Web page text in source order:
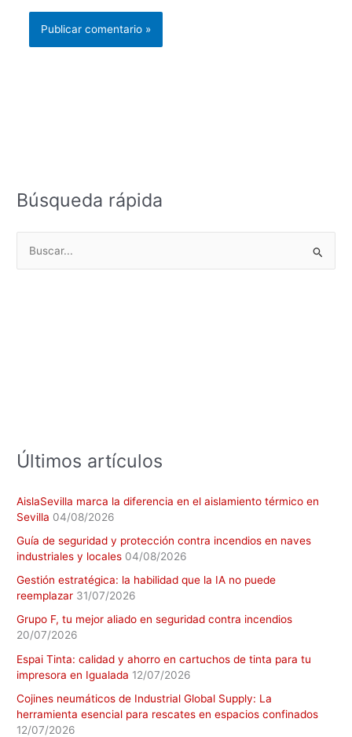
Búsqueda rápida
Últimos artículos
AislaSevilla marca la diferencia en el aislamiento térmico en
Sevilla 04/08/2026
Guía de seguridad y protección contra incendios en naves
industriales y locales 04/08/2026
Gestión estratégica: la habilidad que la IA no puede
reemplazar 31/07/2026
Grupo F, tu mejor aliado en seguridad contra incendios
20/07/2026
Espai Tinta: calidad y ahorro en cartuchos de tinta para tu
impresora en Igualada 12/07/2026
Cojines neumáticos de Industrial Global Supply: La
herramienta esencial para rescates en espacios confinados
12/07/2026